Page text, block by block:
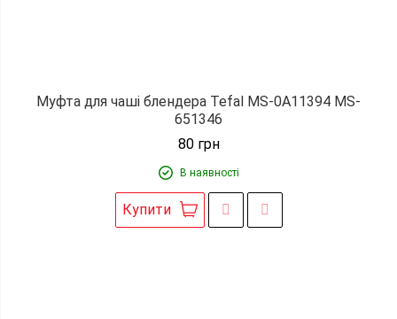
Муфта для чаші блендера Tefal MS-0A11394 MS-
651346
80грн
В наявності
Купити